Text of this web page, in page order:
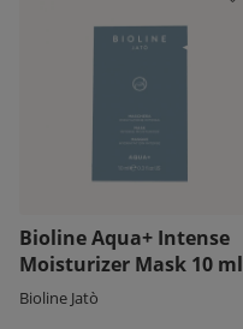
Bioline Aqua+ Intense
Moisturizer Mask 10 ml
Bioline Jatò